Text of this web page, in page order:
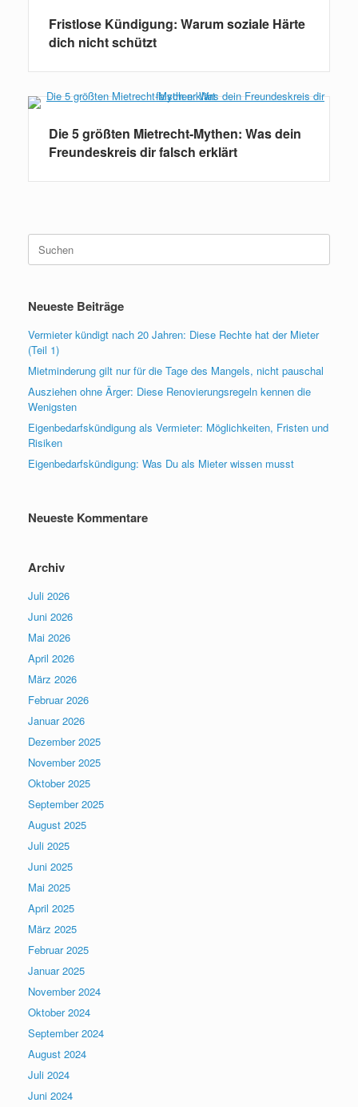
Fristlose Kündigung: Warum soziale Härte
dich nicht schützt
Die 5 größten Mietrecht-Mythen: Was dein
Freundeskreis dir falsch erklärt
Suchen
nach:
Neueste Beiträge
Vermieter kündigt nach 20 Jahren: Diese Rechte hat der Mieter
(Teil 1)
Mietminderung gilt nur für die Tage des Mangels, nicht pauschal
Ausziehen ohne Ärger: Diese Renovierungsregeln kennen die
Wenigsten
Eigenbedarfskündigung als Vermieter: Möglichkeiten, Fristen und
Risiken
Eigenbedarfskündigung: Was Du als Mieter wissen musst
Neueste Kommentare
Archiv
Juli 2026
Juni 2026
Mai 2026
April 2026
März 2026
Februar 2026
Januar 2026
Dezember 2025
November 2025
Oktober 2025
September 2025
August 2025
Juli 2025
Juni 2025
Mai 2025
April 2025
März 2025
Februar 2025
Januar 2025
November 2024
Oktober 2024
September 2024
August 2024
Juli 2024
Juni 2024